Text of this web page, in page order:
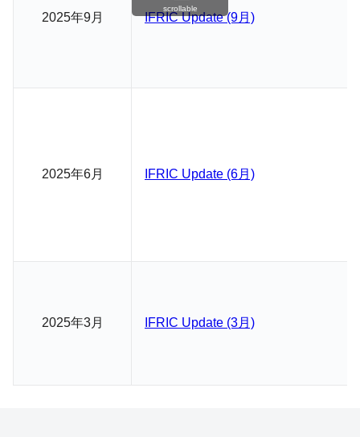
2025年9月 IFRIC Update (9月)
2025年6月 IFRIC Update (6月)
2025年3月 IFRIC Update (3月)
scrollable